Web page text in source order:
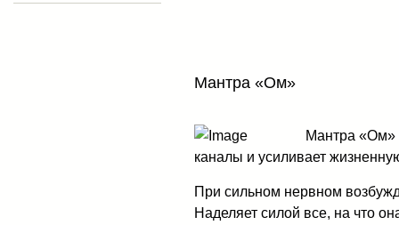
Мантра «Ом»
Мантра «Ом»
каналы и усиливает
При сильном нервном
Наделяет силой все, на что